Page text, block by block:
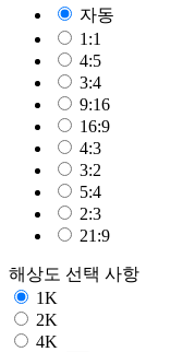
자동
1:1
4:5
3:4
9:16
16:9
4:3
3:2
5:4
2:3
21:9
해상도 선택 사항
1K
2K
4K